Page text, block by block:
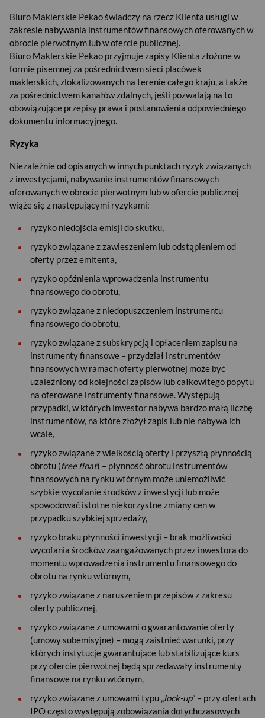
Biuro Maklerskie Pekao świadczy na rzecz Klienta usługi w
zakresie nabywania instrumentów finansowych oferowanych w
obrocie pierwotnym lub w ofercie publicznej.
Biuro Maklerskie Pekao przyjmuje zapisy Klienta złożone w
formie pisemnej za pośrednictwem sieci placówek
maklerskich, zlokalizowanych na terenie całego kraju, a także
za pośrednictwem kanałów zdalnych, jeśli pozwalają na to
obowiązujące przepisy prawa i postanowienia odpowiedniego
dokumentu informacyjnego.
Ryzyka
Niezależnie od opisanych w innych punktach ryzyk związanych
z inwestycjami, nabywanie instrumentów finansowych
oferowanych w obrocie pierwotnym lub w ofercie publicznej
wiąże się z następującymi ryzykami:
ryzyko niedojścia emisji do skutku,
ryzyko związane z zawieszeniem lub odstąpieniem od
oferty przez emitenta,
ryzyko opóźnienia wprowadzenia instrumentu
finansowego do obrotu,
ryzyko związane z niedopuszczeniem instrumentu
finansowego do obrotu,
ryzyko związane z subskrypcją i opłaceniem zapisu na
instrumenty finansowe – przydział instrumentów
finansowych w ramach oferty pierwotnej może być
uzależniony od kolejności zapisów lub całkowitego popytu
na oferowane instrumenty finansowe. Występują
przypadki, w których inwestor nabywa bardzo małą liczbę
instrumentów, na które złożył zapis lub nie nabywa ich
wcale,
ryzyko związane z wielkością oferty i przyszłą płynnością
obrotu (free float) – płynność obrotu instrumentów
finansowych na rynku wtórnym może uniemożliwić
szybkie wycofanie środków z inwestycji lub może
spowodować istotne niekorzystne zmiany cen w
przypadku szybkiej sprzedaży,
ryzyko braku płynności inwestycji – brak możliwości
wycofania środków zaangażowanych przez inwestora do
momentu wprowadzenia instrumentu finansowego do
obrotu na rynku wtórnym,
ryzyko związane z naruszeniem przepisów z zakresu
oferty publicznej,
ryzyko związane z umowami o gwarantowanie oferty
(umowy subemisyjne) – mogą zaistnieć warunki, przy
których instytucje gwarantujące lub stabilizujące kurs
przy ofercie pierwotnej będą sprzedawały instrumenty
finansowe na rynku wtórnym,
ryzyko związane z umowami typu „lock-up” – przy ofertach
IPO często występują zobowiązania dotychczasowych
USD